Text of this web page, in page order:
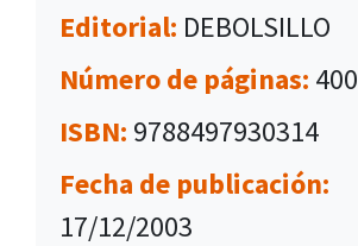
Editorial: DEBOLSILLO
Número de páginas: 400
ISBN: 9788497930314
Fecha de publicación:
17/12/2003